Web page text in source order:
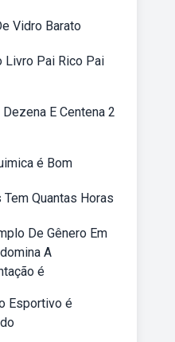
Vidro Barato
Livro Pai Rico Pai
E Centena 2
é Bom
Quantas Horas
De Gênero Em
A
é
Esportivo é